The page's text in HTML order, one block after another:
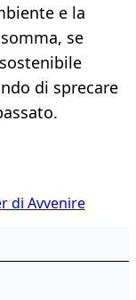
e la
se
di sprecare
di Avvenire